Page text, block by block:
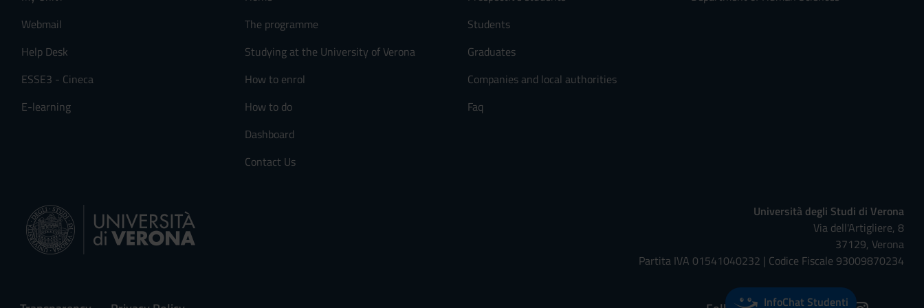
Webmail
Help Desk
ESSE3 - Cineca
E-learning
The programme
Studying at the University of Verona
How to enrol
How to do
Dashboard
Contact Us
Students
Graduates
Companies and local authorities
Faq
Università degli Studi di Verona
Via dell'Artigliere, 8
37129, Verona
Partita IVA 01541040232 | Codice Fiscale 93009870234
InfoChat Studenti